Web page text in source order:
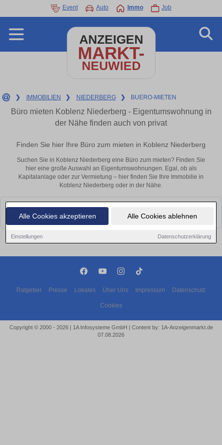
Alle Cookies akzeptieren Alle Cookies ablehnen
Einstellungen Datenschutzerklärung
Event Auto Immo Job
ANZEIGEN
MARKT-
NEUWIED
❯ IMMOBILIEN ❯ NIEDERBERG ❯ BUERO-MIETEN
Büro mieten Koblenz Niederberg - Eigentumswohnung in
der Nähe finden auch von privat
Finden Sie hier Ihre Büro zum mieten in Koblenz Niederberg
Suchen Sie in Koblenz Niederberg eine Büro zum mieten? Finden Sie
hier eine große Auswahl an Eigentumswohnungen. Egal, ob als
Kapitalanlage oder zur Vermietung – hier finden Sie Ihre Immobilie in
Koblenz Niederberg oder in der Nähe.
Leider konnten wir derzeit keine passenden Objekte finden. Schauen Sie
bald wieder vorbei!
Ratgeber Presse Lokales Über Uns Impressum Datenschutz
Cookies
Copyright © 2000 - 2026 | 1A Infosysteme GmbH | Content by: 1A-Anzeigenmarkt.de
07.08.2026